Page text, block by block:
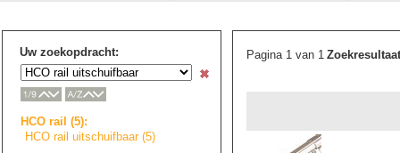
Uw zoekopdracht:
HCO rail (5):
HCO rail uitschuifbaar (5)
Pagina 1 van 1Zoekresultaat